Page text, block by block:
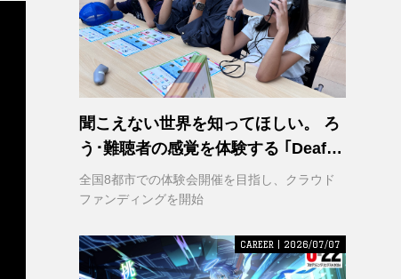
聞こえない世界を知ってほしい。 ろ
う･難聴者の感覚を体験する ｢Deaf
VR｣ 理解の輪を広げるため支援募集
を開始
全国8都市での体験会開催を目指し、クラウド
ファンディングを開始
CAREER | 2026/07/07